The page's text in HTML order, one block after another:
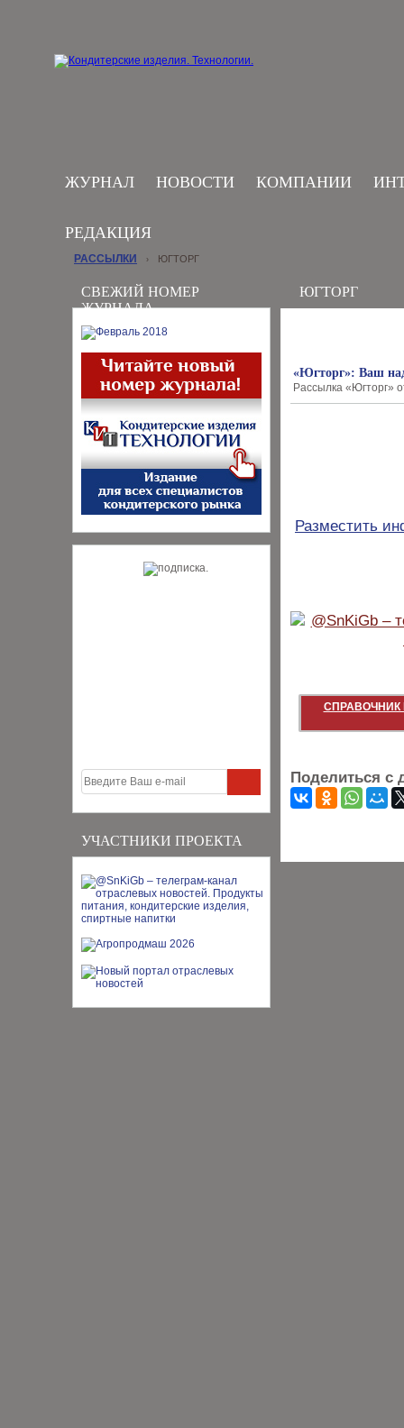
ЖУРНАЛ НОВОСТИ КОМПАНИИ
РЕДАКЦИЯ
СВЕЖИЙ НОМЕР
ЖУРНАЛА
УЧАСТНИКИ ПРОЕКТА
РАССЫЛКИ › ЮГТОРГ
ЮГТОРГ
«Югторг»: Ваш
Рассылка «Югторг»
Разместить
СПРАВОЧНИК
Поделиться с